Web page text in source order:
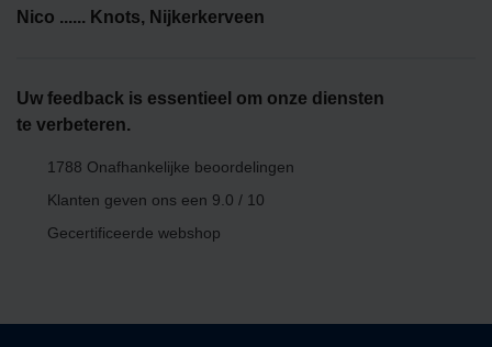
Nico ...... Knots​, Nijkerkerveen
Uw feedback is essentieel om onze diensten
te verbeteren.
1788 Onafhankelijke beoordelingen
Klanten geven ons een 9.0 / 10
Gecertificeerde webshop